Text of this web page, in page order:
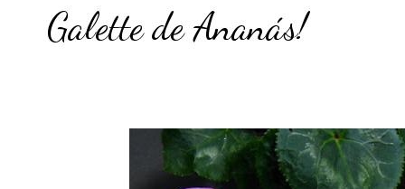
Galette de Ananás!